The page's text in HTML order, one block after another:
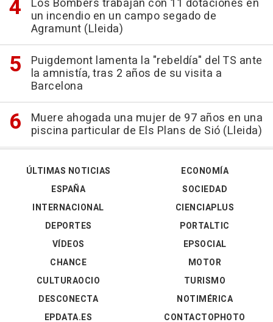
Los Bombers trabajan con 11 dotaciones en
un incendio en un campo segado de
Agramunt (Lleida)
Puigdemont lamenta la "rebeldía" del TS ante
la amnistía, tras 2 años de su visita a
Barcelona
Muere ahogada una mujer de 97 años en una
piscina particular de Els Plans de Sió (Lleida)
ÚLTIMAS NOTICIAS
ESPAÑA
INTERNACIONAL
DEPORTES
VÍDEOS
ECONOMÍA
SOCIEDAD
CIENCIAPLUS
PORTALTIC
EPSOCIAL
CHANCE
CULTURAOCIO
DESCONECTA
EPDATA.ES
MOTOR
TURISMO
NOTIMÉRICA
CONTACTOPHOTO